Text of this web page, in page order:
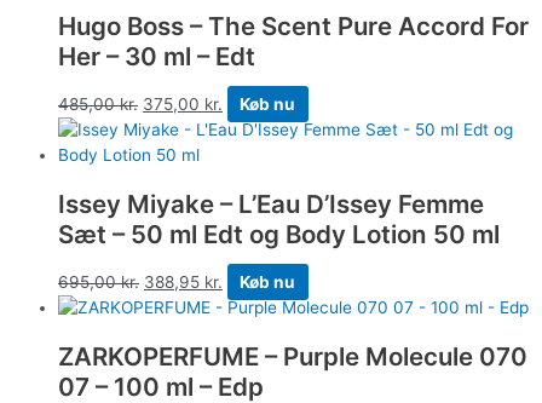
Hugo Boss – The Scent Pure Accord For
Her – 30 ml – Edt
485,00kr. 375,00 kr. Køb nu
Issey Miyake – L’Eau D’Issey Femme
Sæt – 50 ml Edt og Body Lotion 50 ml
695,00kr. 388,95 kr. Køb nu
ZARKOPERFUME – Purple Molecule 070
07 – 100 ml – Edp